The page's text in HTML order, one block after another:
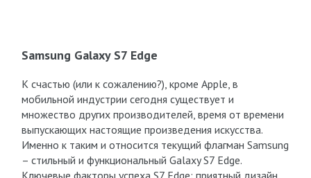
Samsung Galaxy S7 Edge
К счастью (или к сожалению?), кроме Apple, в
мобильной индустрии сегодня существует и
множество других производителей, время от времени
выпускающих настоящие произведения искусства.
Именно к таким и относится текущий флагман Samsung
– стильный и функциональный Galaxy S7 Edge.
Ключевые факторы успеха S7 Edge: приятный дизайн,